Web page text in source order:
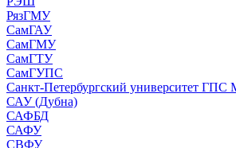
РязГМУ
СамГАУ
СамГМУ
СамГТУ
СамГУПС
Санкт-Петербургский университет
САУ (Дубна)
САФБД
САФУ
СВФУ